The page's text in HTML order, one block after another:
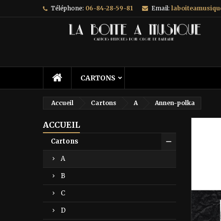
Téléphone: 06-84-28-59-81 Email:
CARTONS
Accueil Cartons A Annen-polka
ACCUEIL
Cartons
A
B
C
D